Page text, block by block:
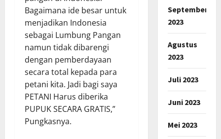
Bagaimana ide besar untuk
menjadikan Indonesia
sebagai Lumbung Pangan
namun tidak dibarengi
dengan pemberdayaan
secara total kepada para
petani kita. Jadi bagi saya
PETANI Harus diberika
PUPUK SECARA GRATIS,”
Pungkasnya.
September
2023
Agustus
2023
Juli 2023
Juni 2023
Mei 2023